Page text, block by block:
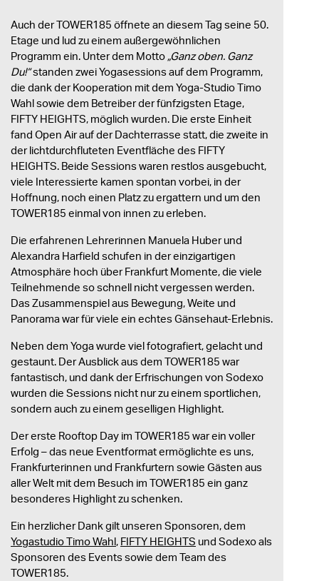
Auch der TOWER185 öffnete an diesem Tag seine 50.
Etage und lud zu einem außergewöhnlichen
Programm ein. Unter dem Motto „Ganz oben. Ganz
Du!“standen zwei Yogasessions auf dem Programm,
die dank der Kooperation mit dem Yoga-Studio Timo
Wahl sowie dem Betreiber der fünfzigsten Etage,
FIFTY HEIGHTS, möglich wurden. Die erste Einheit
fand Open Air auf der Dachterrasse statt, die zweite in
der lichtdurchfluteten Eventfläche des FIFTY
HEIGHTS. Beide Sessions waren restlos ausgebucht,
viele Interessierte kamen spontan vorbei, in der
Hoffnung, noch einen Platz zu ergattern und um den
TOWER185 einmal von innen zu erleben.
Die erfahrenen Lehrerinnen Manuela Huber und
Alexandra Harfield schufen in der einzigartigen
Atmosphäre hoch über Frankfurt Momente, die viele
Teilnehmende so schnell nicht vergessen werden.
Das Zusammenspiel aus Bewegung, Weite und
Panorama war für viele ein echtes Gänsehaut-Erlebnis.
Neben dem Yoga wurde viel fotografiert, gelacht und
gestaunt. Der Ausblick aus dem TOWER185 war
fantastisch, und dank der Erfrischungen von Sodexo
wurden die Sessions nicht nur zu einem sportlichen,
sondern auch zu einem geselligen Highlight.
Der erste Rooftop Day im TOWER185 war ein voller
Erfolg – das neue Eventformat ermöglichte es uns,
Frankfurterinnen und Frankfurtern sowie Gästen aus
aller Welt mit dem Besuch im TOWER185 ein ganz
besonderes Highlight zu schenken.
Ein herzlicher Dank gilt unseren Sponsoren, dem
Yogastudio Timo Wahl, FIFTY HEIGHTS und Sodexo als
Sponsoren des Events sowie dem Team des
TOWER185.